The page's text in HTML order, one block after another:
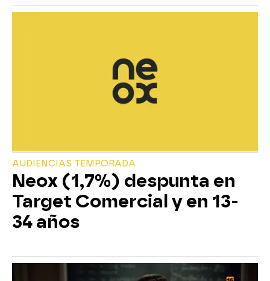
AUDIENCIAS TEMPORADA
Neox (1,7%) despunta en
Target Comercial y en 13-
34 años